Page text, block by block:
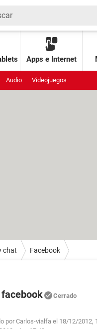
Apps e Internet
Audio Videojuegos
chat Facebook
Cerrado
por Carlos-vialfa el 18/12/2012,